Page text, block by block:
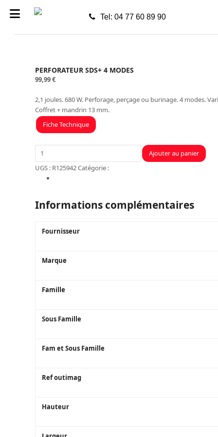
Tel: 04 77 60 89 90
PERFORATEUR SDS+ 4 MODES
99,99€
2,1 joules. 680 W. Perforage, perçage ou burinage. 4 modes.
Coffret + mandrin 13 mm.
Fiche Technique
quantité
de
PERFORATEUR
SDS+
MODES
Ajouter au panier
UGS : R125942Catégorie :
Informations complémentaires
Fournisseur
Marque
Famille
Sous Famille
Fam et Sous Famille
Ref outimag
Hauteur